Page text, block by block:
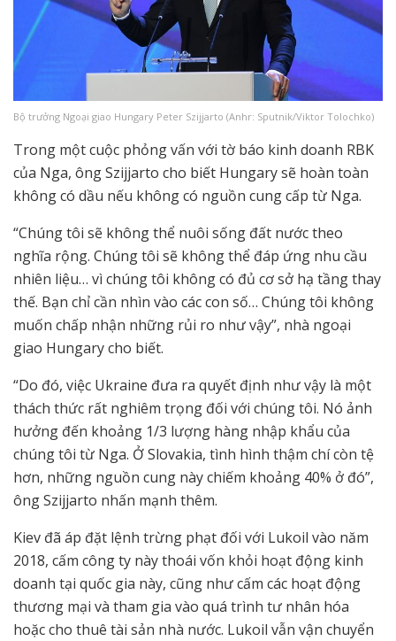
Bộ trưởng Ngoại giao Hungary Peter Szijjarto (Anhr: Sputnik/Viktor Tolochko)
Trong một cuộc phỏng vấn với tờ báo kinh doanh RBK
của Nga, ông Szijjarto cho biết Hungary sẽ hoàn toàn
không có dầu nếu không có nguồn cung cấp từ Nga.
“Chúng tôi sẽ không thể nuôi sống đất nước theo
nghĩa rộng. Chúng tôi sẽ không thể đáp ứng nhu cầu
nhiên liệu… vì chúng tôi không có đủ cơ sở hạ tầng thay
thế. Bạn chỉ cần nhìn vào các con số… Chúng tôi không
muốn chấp nhận những rủi ro như vậy”, nhà ngoại
giao Hungary cho biết.
“Do đó, việc Ukraine đưa ra quyết định như vậy là một
thách thức rất nghiêm trọng đối với chúng tôi. Nó ảnh
hưởng đến khoảng 1/3 lượng hàng nhập khẩu của
chúng tôi từ Nga. Ở Slovakia, tình hình thậm chí còn tệ
hơn, những nguồn cung này chiếm khoảng 40% ở đó”,
ông Szijjarto nhấn mạnh thêm.
Kiev đã áp đặt lệnh trừng phạt đối với Lukoil vào năm
2018, cấm công ty này thoái vốn khỏi hoạt động kinh
doanh tại quốc gia này, cũng như cấm các hoạt động
thương mại và tham gia vào quá trình tư nhân hóa
hoặc cho thuê tài sản nhà nước. Lukoil vẫn vận chuyển